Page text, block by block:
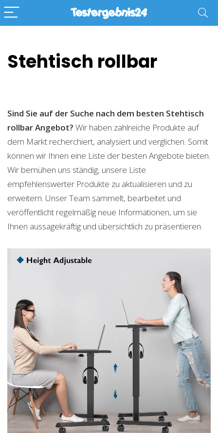
Stehtisch rollbar
Sind Sie auf der Suche nach dem besten Stehtisch
rollbarAngebot? Wir haben zahlreiche Produkte auf
dem Markt recherchiert, analysiert und verglichen. Somit
können wir Ihnen eine Liste der besten Angebote bieten.
Wir bemühen uns ständig, unsere Liste
empfehlenswerter Produkte zu aktualisieren und zu
erweitern. Unser Team sammelt, bearbeitet und
veröffentlicht regelmäßig neue Informationen, um sie
Ihnen aussagekräftig und übersichtlich zu präsentieren.